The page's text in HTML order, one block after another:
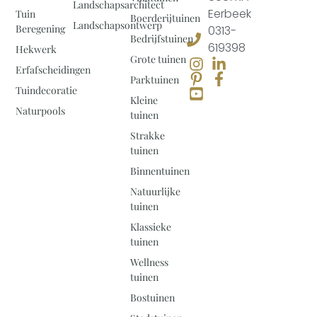
Eerbeek
0313-
619398
Boerderijtuinen
Bedrijfstuinen
Grote tuinen
Parktuinen
Kleine
tuinen
Strakke
tuinen
Binnentuinen
Natuurlijke
tuinen
Klassieke
tuinen
Wellness
tuinen
Bostuinen
Landschapsarchitect
Landschapsontwerp
Tuin
Beregening
Hekwerk
Erfafscheidingen
Tuindecoratie
Naturpools